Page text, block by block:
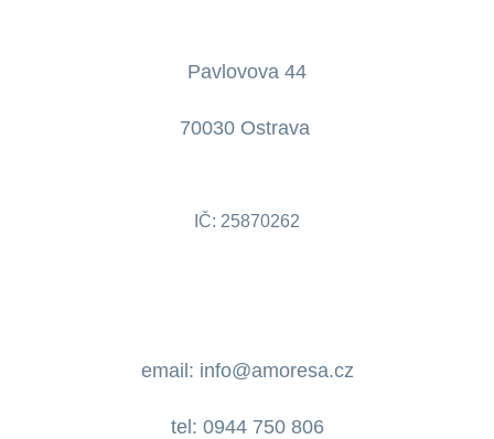
Pavlovova 44
70030 Ostrava
IČ: 25870262
email: info@amoresa.cz
tel: 0944 750 806